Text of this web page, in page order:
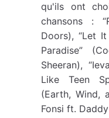
qu'ils ont
chansons :
Doors), “Let It
Paradise”
Sheeran),
Like Teen
(Earth, Wind,
Fonsi ft. Daddy